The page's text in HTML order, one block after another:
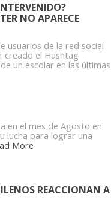
NO APARECE
usuarios de la red social
creado el Hashtag
un escolar en las últimas
en el mes de Agosto en
lucha para lograr una
More
REACCIONAN A